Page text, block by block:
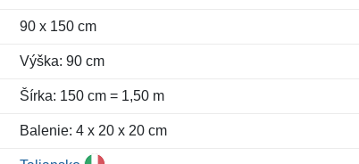
90 x 150 cm
Výška: 90 cm
Šírka: 150 cm = 1,50 m
Balenie: 4 x 20 x 20 cm